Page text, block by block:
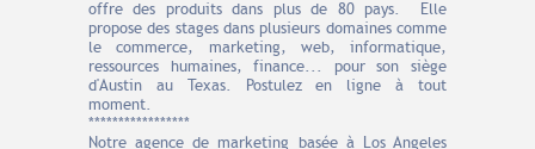
offre des produits dans plus de 80 pays. Elle
propose des stages dans plusieurs domaines comme
le commerce, marketing, web, informatique,
ressources humaines, finance... pour son siège
d'Austin au Texas. Postulez en ligne à tout
moment.
*****************
Notre agence de marketing basée à Los Angeles